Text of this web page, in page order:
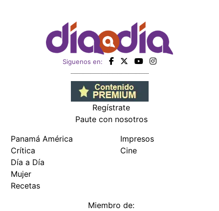
Siguenos en:
Regístrate
Paute con nosotros
Panamá América
Crítica
Día a Día
Mujer
Recetas
Impresos
Cine
Miembro de: